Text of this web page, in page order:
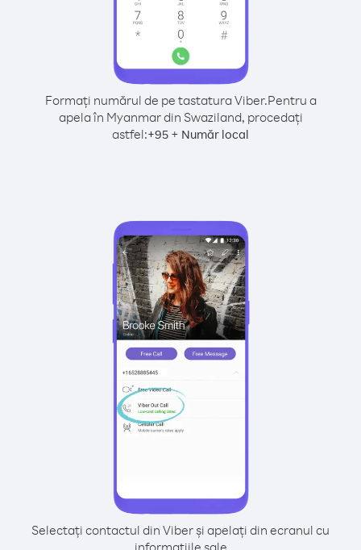
Formați numărul de pe tastatura Viber.Pentru a
apela în Myanmar din Swaziland, procedați
astfel:+95 + Număr local
Selectați contactul din Viber și apelați din ecranul cu
informațiile sale